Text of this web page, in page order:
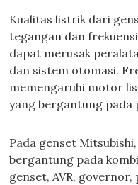
Kualitas listrik dari
tegangan dan
dapat merusak
dan sistem otomasi.
memengaruhi motor
yang bergantung pada
Pada genset
bergantung pada
genset, AVR,